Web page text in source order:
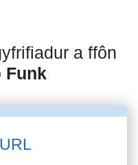
a ffôn
Funk